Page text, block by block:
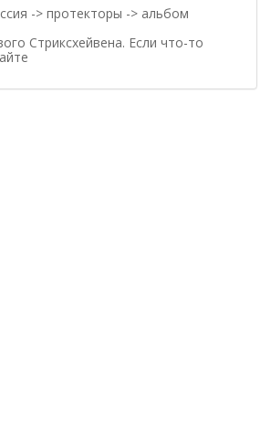
-> протекторы -> альбом
Стриксхейвена. Если что-то